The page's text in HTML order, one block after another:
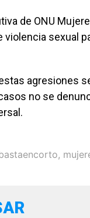
de ONU
violencia sexual
agresiones
no se
,